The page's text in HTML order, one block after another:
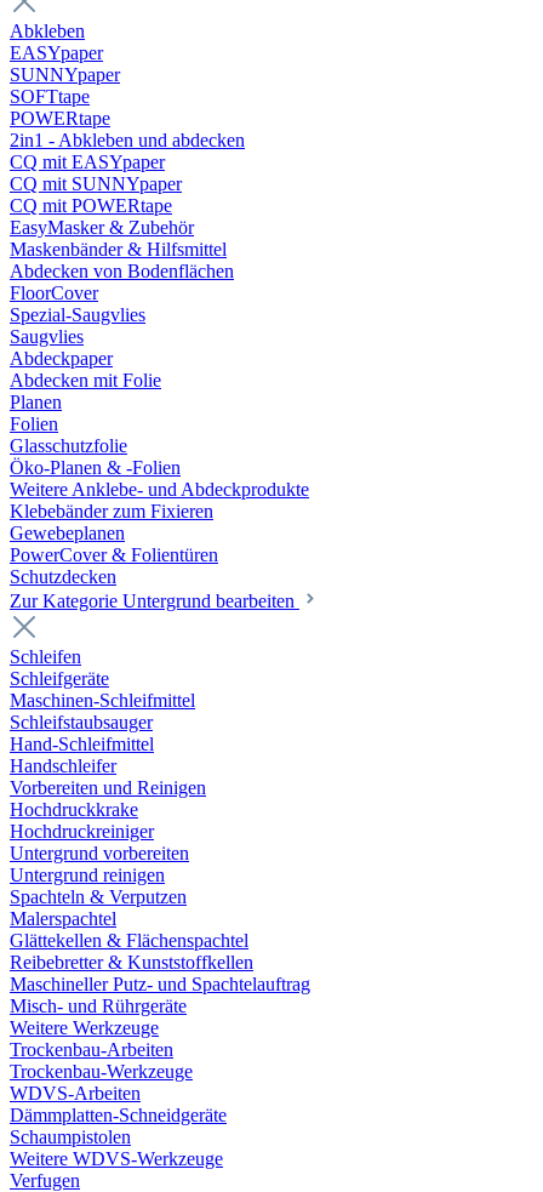
Abkleben
EASYpaper
SUNNYpaper
SOFTtape
POWERtape
2in1 - Abkleben und abdecken
CQ mit EASYpaper
CQ mit SUNNYpaper
CQ mit POWERtape
EasyMasker & Zubehör
Maskenbänder & Hilfsmittel
Abdecken von Bodenflächen
FloorCover
Spezial-Saugvlies
Saugvlies
Abdeckpaper
Abdecken mit Folie
Planen
Folien
Glasschutzfolie
Öko-Planen & -Folien
Weitere Anklebe- und Abdeckprodukte
Klebebänder zum Fixieren
Gewebeplanen
PowerCover & Folientüren
Schutzdecken
Zur Kategorie Untergrund bearbeiten
Schleifen
Schleifgeräte
Maschinen-Schleifmittel
Schleifstaubsauger
Hand-Schleifmittel
Handschleifer
Vorbereiten und Reinigen
Hochdruckkrake
Hochdruckreiniger
Untergrund vorbereiten
Untergrund reinigen
Spachteln & Verputzen
Malerspachtel
Glättekellen & Flächenspachtel
Reibebretter & Kunststoffkellen
Maschineller Putz- und Spachtelauftrag
Misch- und Rührgeräte
Weitere Werkzeuge
Trockenbau-Arbeiten
Trockenbau-Werkzeuge
WDVS-Arbeiten
Dämmplatten-Schneidgeräte
Schaumpistolen
Weitere WDVS-Werkzeuge
Verfugen